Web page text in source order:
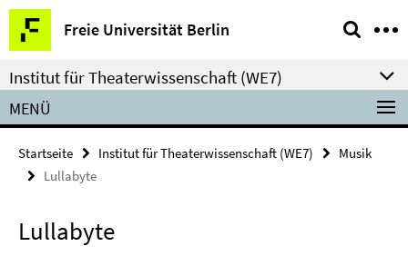
Springe
direkt
zu
Inhalt
Freie Universität Berlin
Service-
Navigation
Institut für Theaterwissenschaft (WE7)
MENÜ
Startseite Institut für Theaterwissenschaft (WE7)
Musik
Lullabyte
Lullabyte